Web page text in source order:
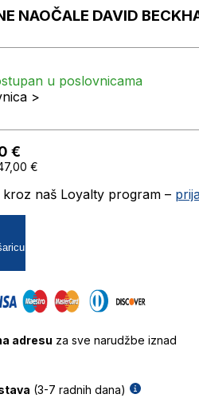
NAOČALE DAVID
u poslovnicama
>
€
€
naš Loyalty program –
adresu za sve narudžbe iznad
(3-7 radnih dana)